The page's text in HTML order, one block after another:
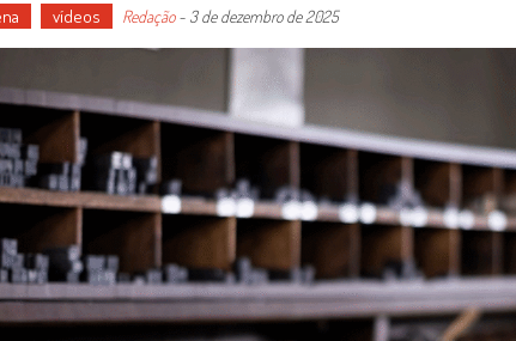
vídeos Redação- 3 de dezembro de 2025